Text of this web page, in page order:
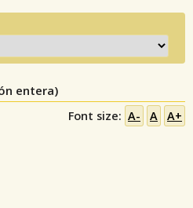
entera)
Font size: A- A A+